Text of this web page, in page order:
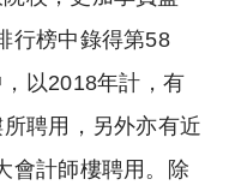
行榜中錄得第58
以2018年計，有
聘用，另外亦有近
會計師樓聘用。除